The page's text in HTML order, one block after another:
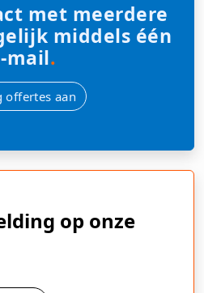
met meerdere
middels één
mail.
offertes aan
op onze